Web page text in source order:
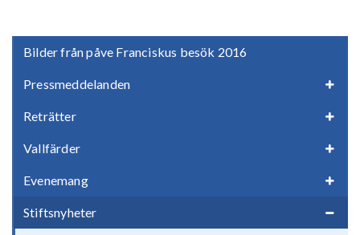
Bilder från påve Franciskus besök 2016
Pressmeddelanden
Reträtter
Vallfärder
Evenemang
Stiftsnyheter